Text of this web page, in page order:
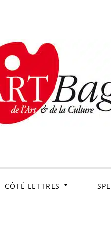
CÔTÉ LETTRES